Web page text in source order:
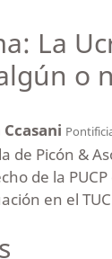
La
o
de Picón &
de la
en el